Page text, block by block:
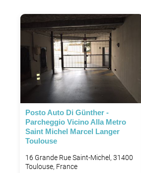
Posto Auto Di Günther -
Parcheggio Vicino Alla Metro
Saint Michel Marcel Langer
Toulouse
16 Grande Rue Saint-Michel, 31400
Toulouse, France